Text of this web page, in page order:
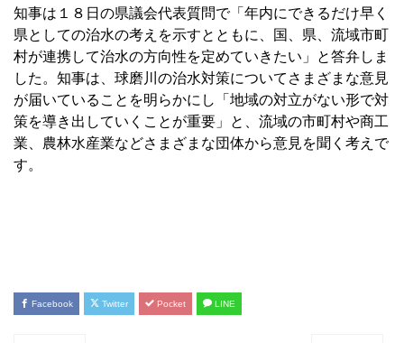
知事は１８日の県議会代表質問で「年内にできるだけ早く
県としての治水の考えを示すとともに、国、県、流域市町
村が連携して治水の方向性を定めていきたい」と答弁しま
した。知事は、球磨川の治水対策についてさまざまな意見
が届いていることを明らかにし「地域の対立がない形で対
策を導き出していくことが重要」と、流域の市町村や商工
業、農林水産業などさまざまな団体から意見を聞く考えで
す。
Facebook Twitter Pocket LINE